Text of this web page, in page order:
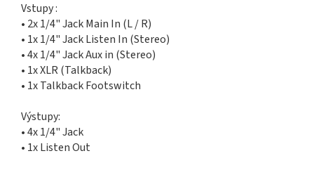
Vstupy :
• 2x 1/4" Jack Main In (L / R)
• 1x 1/4" Jack Listen In (Stereo)
• 4x 1/4" Jack Aux in (Stereo)
• 1x XLR (Talkback)
• 1x Talkback Footswitch
Výstupy:
• 4x 1/4" Jack
• 1x Listen Out